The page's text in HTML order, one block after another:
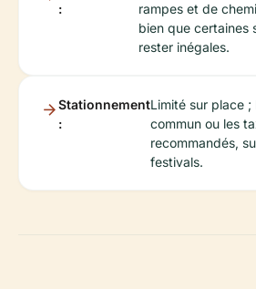
:
rampes et de
bien que certaines
rester inégales.
Stationnement
:
Limité sur place
commun ou les
recommandés,
festivals.